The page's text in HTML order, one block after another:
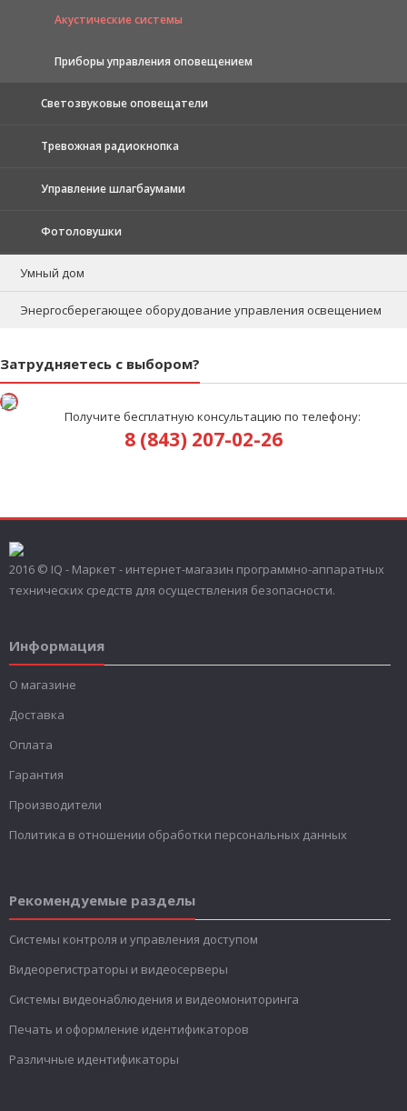
Акустические системы
Приборы управления оповещением
Светозвуковые оповещатели
Тревожная радиокнопка
Управление шлагбаумами
Фотоловушки
Умный дом
Энергосберегающее оборудование управления освещением
Затрудняетесь с выбором?
Получите бесплатную консультацию по телефону:
8 (843) 207-02-26
2016 © IQ - Маркет - интернет-магазин программно-аппаратных
технических средств для осуществления безопасности.
Информация
О магазине
Доставка
Оплата
Гарантия
Производители
Политика в отношении обработки персональных данных
Рекомендуемые разделы
Системы контроля и управления доступом
Видеорегистраторы и видеосерверы
Системы видеонаблюдения и видеомониторинга
Печать и оформление идентификаторов
Различные идентификаторы